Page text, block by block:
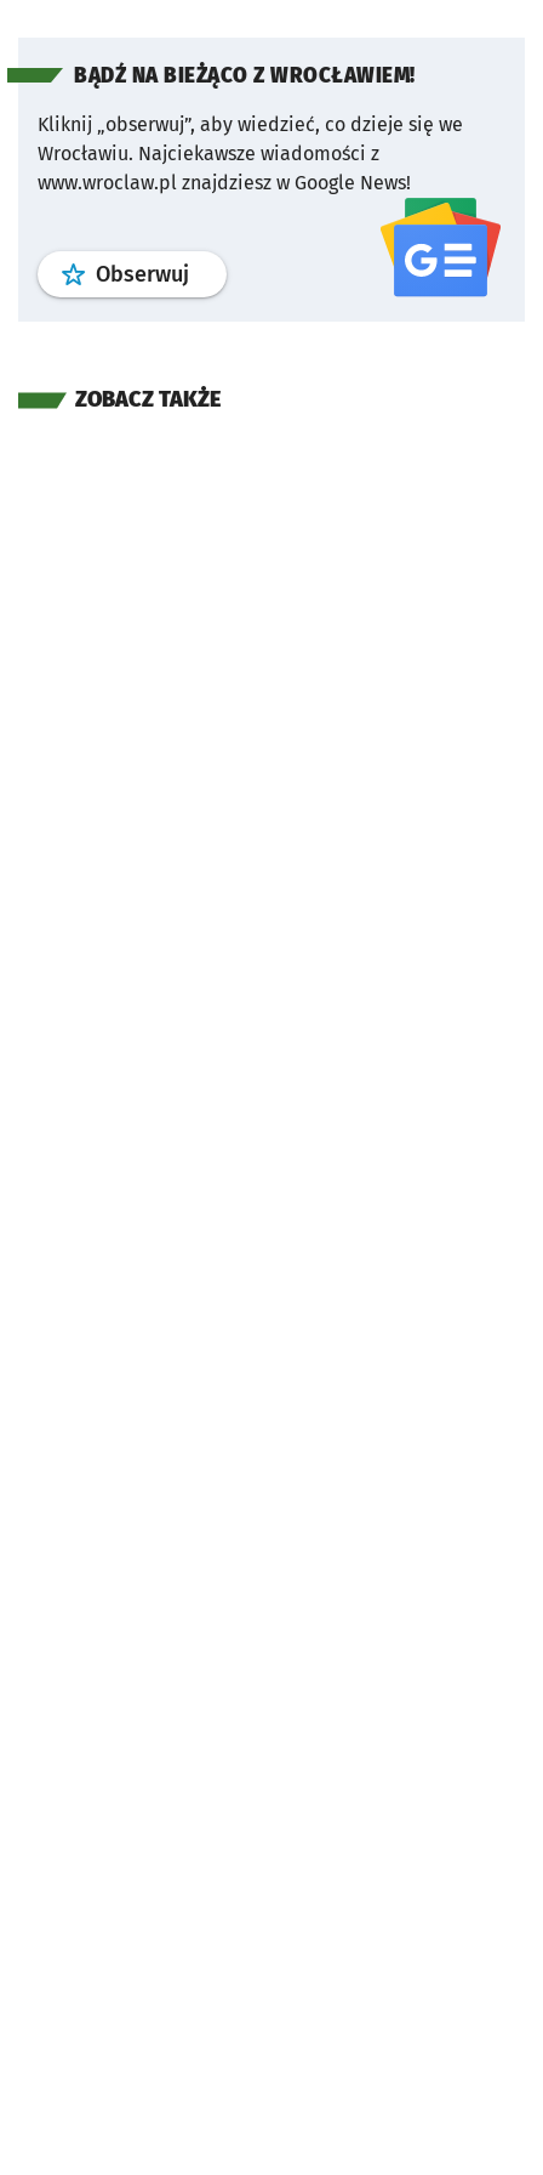
BĄDŹ NA BIEŻĄCO Z WROCŁAWIEM!
Kliknij „obserwuj”, aby wiedzieć, co dzieje się we
Wrocławiu. Najciekawsze wiadomości z
www.wroclaw.pl znajdziesz w Google News!
Obserwuj profil serwisu
ZOBACZ TAKŻE